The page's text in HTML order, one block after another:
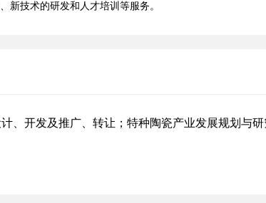
新技术的研发和人才培训等服务。
、开发及推广、转让；特种陶瓷产业发展规划与